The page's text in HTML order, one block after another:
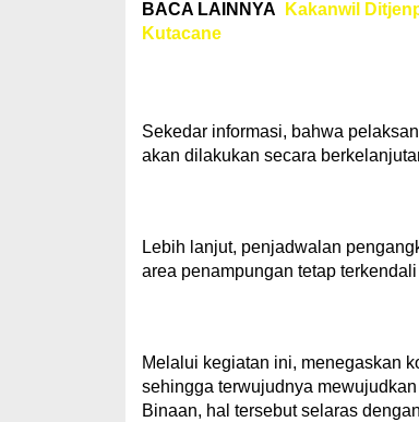
BACA LAINNYA
Kakanwil
Kutacane
Sekedar informasi, bahwa
akan dilakukan secara
Lebih lanjut, penjadwalan
area penampungan tetap
Melalui kegiatan ini, menegaskan
sehingga terwujudnya
Binaan, hal tersebut selaras